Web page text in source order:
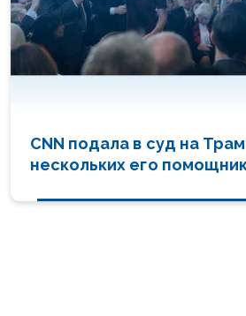
CNN подала в суд на
нескольких его